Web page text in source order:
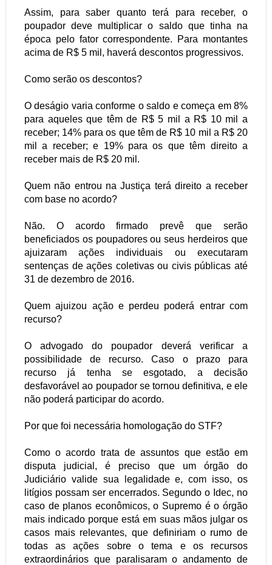
Assim, para saber quanto terá para receber, o
poupador deve multiplicar o saldo que tinha na
época pelo fator correspondente. Para montantes
acima de R$ 5 mil, haverá descontos progressivos.
Como serão os descontos?
O deságio varia conforme o saldo e começa em 8%
para aqueles que têm de R$ 5 mil a R$ 10 mil a
receber; 14% para os que têm de R$ 10 mil a R$ 20
mil a receber; e 19% para os que têm direito a
receber mais de R$ 20 mil.
Quem não entrou na Justiça terá direito a receber
com base no acordo?
Não. O acordo firmado prevê que serão
beneficiados os poupadores ou seus herdeiros que
ajuizaram ações individuais ou executaram
sentenças de ações coletivas ou civis públicas até
31 de dezembro de 2016.
Quem ajuizou ação e perdeu poderá entrar com
recurso?
O advogado do poupador deverá verificar a
possibilidade de recurso. Caso o prazo para
recurso já tenha se esgotado, a decisão
desfavorável ao poupador se tornou definitiva, e ele
não poderá participar do acordo.
Por que foi necessária homologação do STF?
Como o acordo trata de assuntos que estão em
disputa judicial, é preciso que um órgão do
Judiciário valide sua legalidade e, com isso, os
litígios possam ser encerrados. Segundo o Idec, no
caso de planos econômicos, o Supremo é o órgão
mais indicado porque está em suas mãos julgar os
casos mais relevantes, que definiriam o rumo de
todas as ações sobre o tema e os recursos
extraordinários que paralisaram o andamento de